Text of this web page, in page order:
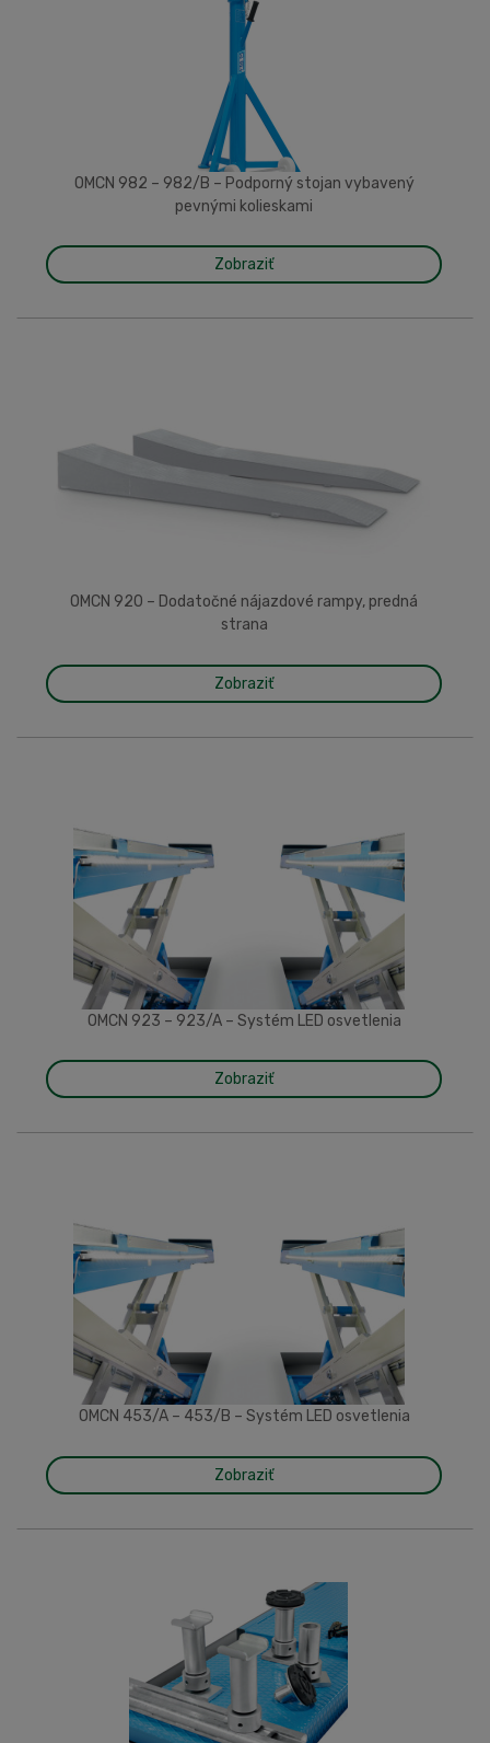
OMCN 982 – 982/B – Podporný stojan vybavený
pevnými kolieskami
Zobraziť
OMCN 920 – Dodatočné nájazdové rampy, predná
strana
Zobraziť
OMCN 923 – 923/A – Systém LED osvetlenia
Zobraziť
OMCN 453/A – 453/B – Systém LED osvetlenia
Zobraziť